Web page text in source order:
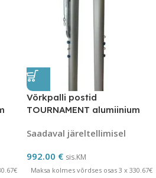
Võrkpalli postid
TOURNAMENT alumiinium
Saadaval järeltellimisel
992.00 € sis.KM
Maksa kolmes võrdses osas 3 x 330.67€